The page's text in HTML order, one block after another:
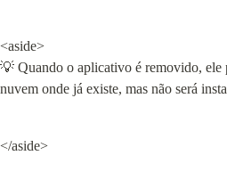
<aside>
💡 Quando o aplicativo é removido, ele
nuvem onde já existe, mas não será
</aside>